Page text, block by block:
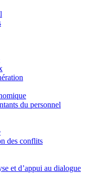
du personnel
des conflits
et d’appui au dialogue